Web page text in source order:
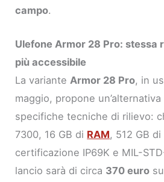
campo.
Ulefone Armor 28 Pro: stessa
più accessibile
La varianteArmor 28 Pro, in
maggio, propone
specifiche tecniche di rilievo:
7300, 16 GB di RAM, 512 GB
certificazione IP69K e MIL-
lancio sarà di circa 370 euro